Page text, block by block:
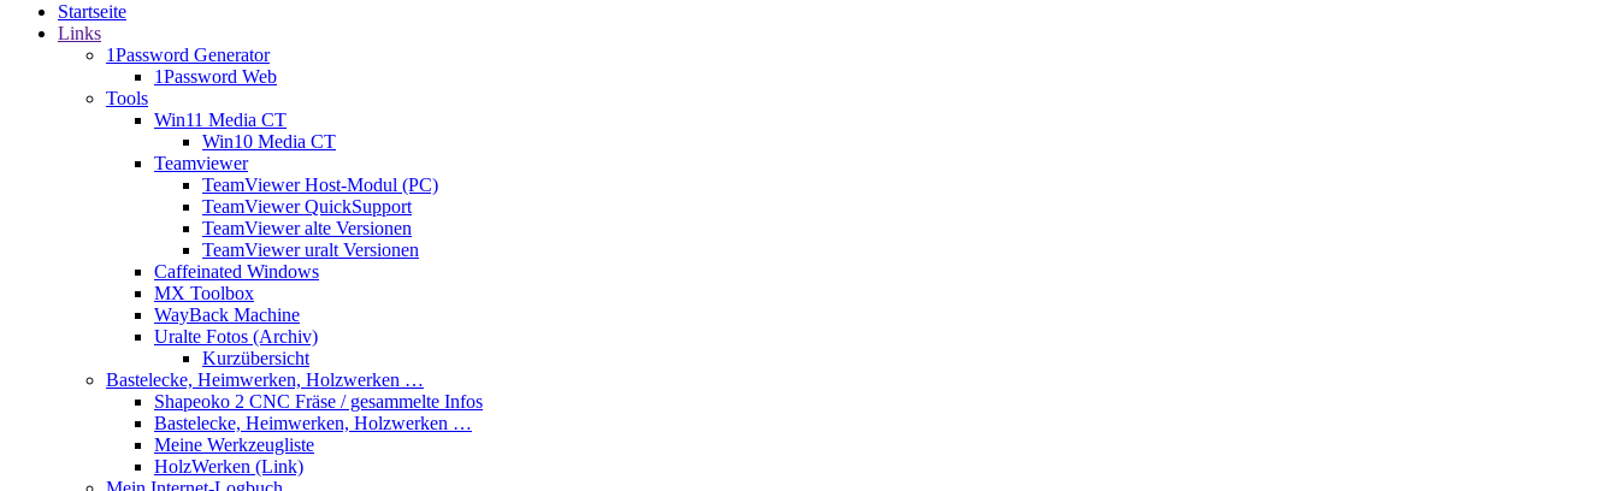
Startseite
Links
1Password Generator
1Password Web
Tools
Win11 Media CT
Win10 Media CT
Teamviewer
TeamViewer Host-Modul (PC)
TeamViewer QuickSupport
TeamViewer alte Versionen
TeamViewer uralt Versionen
Caffeinated Windows
MX Toolbox
WayBack Machine
Uralte Fotos (Archiv)
Kurzübersicht
Bastelecke, Heimwerken, Holzwerken …
Shapeoko 2 CNC Fräse / gesammelte Infos
Bastelecke, Heimwerken, Holzwerken …
Meine Werkzeugliste
HolzWerken (Link)